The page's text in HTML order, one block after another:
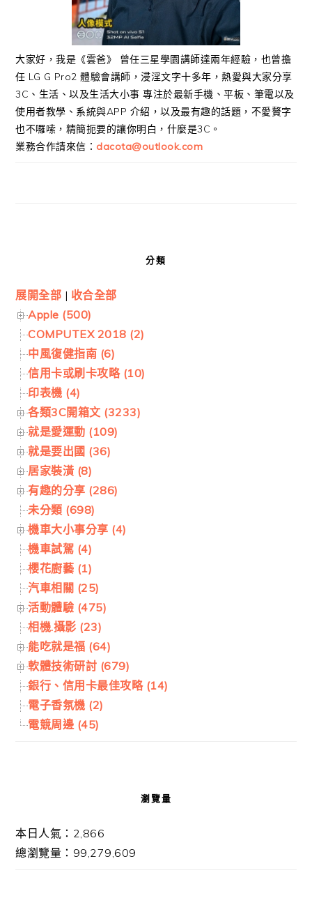
大家好，我是《雲爸》 曾任三星學園講師達兩年經驗，也曾擔
任 LG G Pro2 體驗會講師，浸淫文字十多年，熱愛與大家分享
3C、生活、以及生活大小事 專注於最新手機、平板、筆電以及
使用者教學、系統與APP 介紹，以及最有趣的話題，不愛贅字
也不囉嗦，精簡扼要的讓你明白，什麼是3C。
業務合作請來信： dacota@outlook.com
分類
展開全部 | 收合全部
Apple (500)
COMPUTEX 2018 (2)
中風復健指南 (6)
信用卡或刷卡攻略 (10)
印表機 (4)
各類3C開箱文 (3233)
就是愛運動 (109)
就是要出國 (36)
居家裝潢 (8)
有趣的分享 (286)
未分類 (698)
機車大小事分享 (4)
機車試駕 (4)
櫻花廚藝 (1)
汽車相關 (25)
活動體驗 (475)
相機.攝影 (23)
能吃就是福 (64)
軟體技術研討 (679)
銀行、信用卡最佳攻略 (14)
電子香氛機 (2)
電競周邊 (45)
瀏覽量
本日人氣：2,866
總瀏覽量：99,279,609